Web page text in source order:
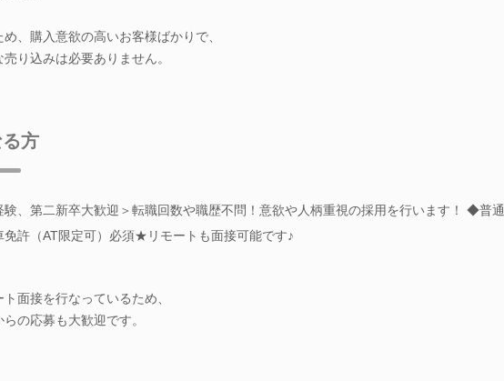
め、購入意欲の高いお客様ばかりで、
売り込みは必要ありません。
方
験、第二新卒大歓迎＞転職回数や職歴不問！意欲や人柄重視の採用を行います！ ◆普通
免許（AT限定可）必須★リモートも面接可能です♪
ト面接を行なっているため、
らの応募も大歓迎です。